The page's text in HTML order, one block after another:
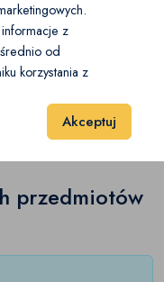
Pozostałe
20 60
przedmiotów
z
od
korzystania z
Akceptuj